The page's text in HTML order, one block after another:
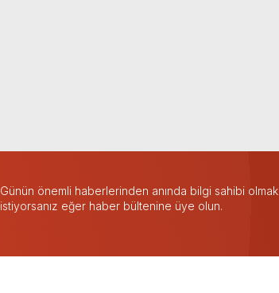
Günün önemli haberlerinden anında bilgi sahibi olmak
istiyorsanız eğer haber bültenine üye olun.